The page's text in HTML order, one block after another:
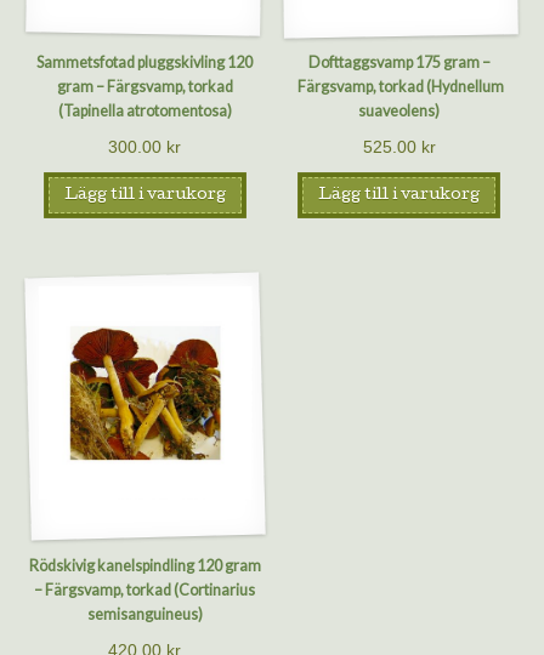
Sammetsfotad pluggskivling 120
gram – Färgsvamp, torkad
(Tapinella atrotomentosa)
300.00 kr
Lägg till i varukorg
Dofttaggsvamp 175 gram –
Färgsvamp, torkad (Hydnellum
suaveolens)
525.00 kr
Lägg till i varukorg
Rödskivig kanelspindling 120 gram
– Färgsvamp, torkad (Cortinarius
semisanguineus)
420.00 kr